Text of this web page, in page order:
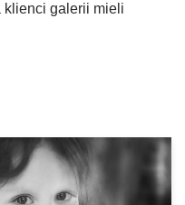
klienci galerii mieli